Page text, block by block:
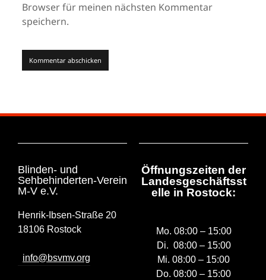
Browser für meinen nächsten Kommentar
speichern.
Blinden- und
Sehbehinderten-Verein
M-V e.V.
Henrik-Ibsen-Straße 20
18106 Rostock
info@bsvmv.org
Öffnungszeiten der
Landesgeschäftsst
elle in Rostock:
Mo. 08:00 – 15:00
Di. 08:00 – 15:00
Mi. 08:00 – 15:00
Do. 08:00 – 15:00